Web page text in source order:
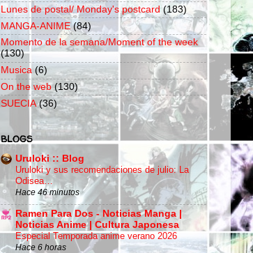
Lunes de postal/ Monday's postcard (183)
MANGA-ANIME (84)
Momento de la semana/Moment of the week
(130)
Musica (6)
On the web (130)
SUECIA (36)
BLOGS
Uruloki :: Blog
Uruloki y sus recomendaciones de julio: La
Odisea…
Hace 46 minutos
Ramen Para Dos - Noticias Manga |
Noticias Anime | Cultura Japonesa
Especial Temporada anime verano 2026
Hace 6 horas